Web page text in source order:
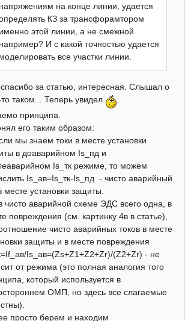
напряжениям на конце линии, удается
КЗ за трансфорамтором
именно этой линии, а не смежной
например? И с какой точностью удается
моделировать все участки линии.
, спасибо за статью, интересная. Слышал о
таком... Теперь увидел
принципа.
его таким образом:
мы знаем токи в месте установки
в доаварийном Is_пд и
Is_тк режиме, то можем
Is_ав=Is_тк-Is_пд - чисто аварийный
месте установки защиты.
чисто аварийной схеме ЭДС всего одна, в
повреждения (см. картинку 4в в статье),
чисто аварийных токов в месте
защиты и в месте повреждения
Is_ав=(Zs+Z1+Z2+Zr)/(Z2+Zr) - не
от режима (это полная аналогия того
который используется в
ОМП, но здесь все слагаемые
просто берем и находим